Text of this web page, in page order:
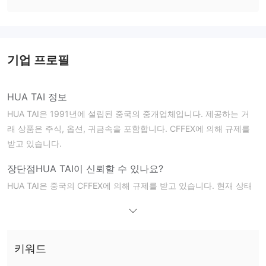
기업 프로필
HUA TAI 정보
HUA TAI은 1991년에 설립된 중국의 중개업체입니다. 제공하는 거
래 상품은 주식, 옵션, 귀금속을 포함합니다. CFFEX에 의해 규제를
받고 있습니다.
장단점HUA TAI이 신뢰할 수 있나요?
HUA TAI은 중국의 CFFEX에 의해 규제를 받고 있습니다. 현재 상태
HUA TAI 트레이더들에게 주식, 옵션, 귀금속 거래를 제공합니다.
키워드